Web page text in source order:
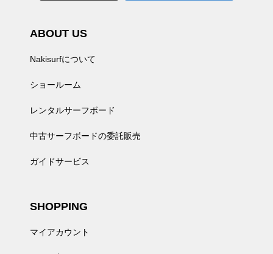
ABOUT US
Nakisurfについて
ショールーム
レンタルサーフボード
中古サーフボードの委託販売
ガイドサービス
SHOPPING
マイアカウント